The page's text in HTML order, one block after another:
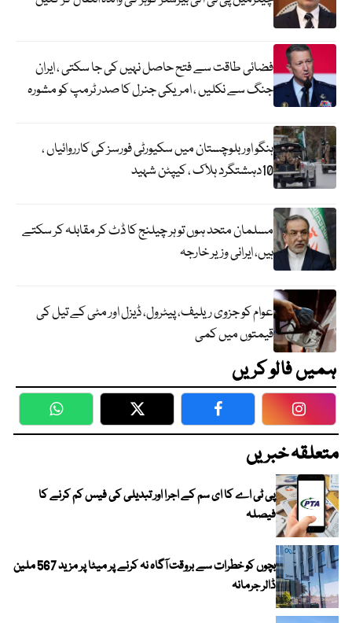
فضائی طاقت سے فتح حاصل نہیں کی جا سکتی ، ایران
جنگ سے نکلیں ، امریکی جنرل کا صدر ٹرمپ کو مشورہ
ہنگو اور بلوچستان میں سکیورٹی فورسز کی کارروائیاں ،
10دہشتگرد ہلاک ، کیپٹن شہید
مسلمان متحد ہوں تو ہر چیلنج کا ڈٹ کر مقابلہ کر سکتے
ہیں، ایرانی وزیر خارجہ
عوام کو جزوی ریلیف، پیٹرول، ڈیزل اور مٹی کے تیل کی
قیمتوں میں کمی
ہمیں فالو کریں
WhatsApp Twitter Facebook
متعلقہ خبریں
پی ٹی اے کا ای سم کے اجرا اور تبدیلی کی فیس کم کرنے کا
فیصلہ
بچوں کو خطرات سے بروقت آگاہ نہ کرنے پر میٹا پر مزید 567 ملین
ڈالر جرمانہ